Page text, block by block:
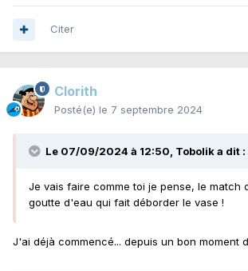
Citer
Clorith
Posté(e) le 7 septembre 2024
Le 07/09/2024 à 12:50, Tobolika dit :
Je vais faire comme toi je pense, le match
goutte d'eau qui fait déborder le vase !
J'ai déjà commencé... depuis un bon moment